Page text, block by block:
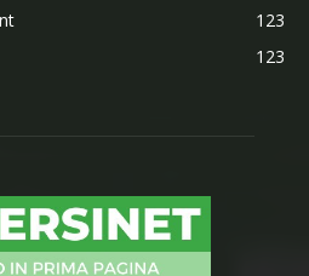
123
123